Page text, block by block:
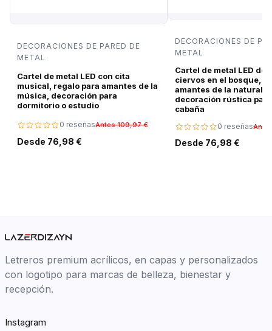
DECORACIONES DE PARED DE
METAL
Cartel de metal LED con cita
musical, regalo para amantes de la
música, decoración para
dormitorio o estudio
0 reseñasAntes 109,97 €
Desde 76,98 €
DECORACIONES DE
METAL
Cartel de metal LED de
ciervos en el bosque,
amantes de la
decoración rústica
cabaña
0 reseñas
Desde 76,98 €
Letreros premium acrílicos, en capas y personalizados
con logotipo para marcas de belleza, bienestar y
recepción.
Instagram